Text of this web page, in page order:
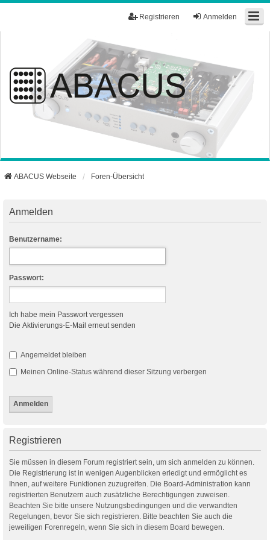
Anmelden
Registrieren
ABACUS Webseite Foren-Übersicht
Anmelden
Benutzername:
Passwort:
Ich habe mein Passwort vergessen
Die Aktivierungs-E-Mail erneut senden
Angemeldet bleiben
Meinen Online-Status während dieser Sitzung verbergen
Registrieren
Sie müssen in diesem Forum registriert sein, um sich anmelden zu können.
Die Registrierung ist in wenigen Augenblicken erledigt und ermöglicht es
Ihnen, auf weitere Funktionen zuzugreifen. Die Board-Administration kann
registrierten Benutzern auch zusätzliche Berechtigungen zuweisen.
Beachten Sie bitte unsere Nutzungsbedingungen und die verwandten
Regelungen, bevor Sie sich registrieren. Bitte beachten Sie auch die
jeweiligen Forenregeln, wenn Sie sich in diesem Board bewegen.